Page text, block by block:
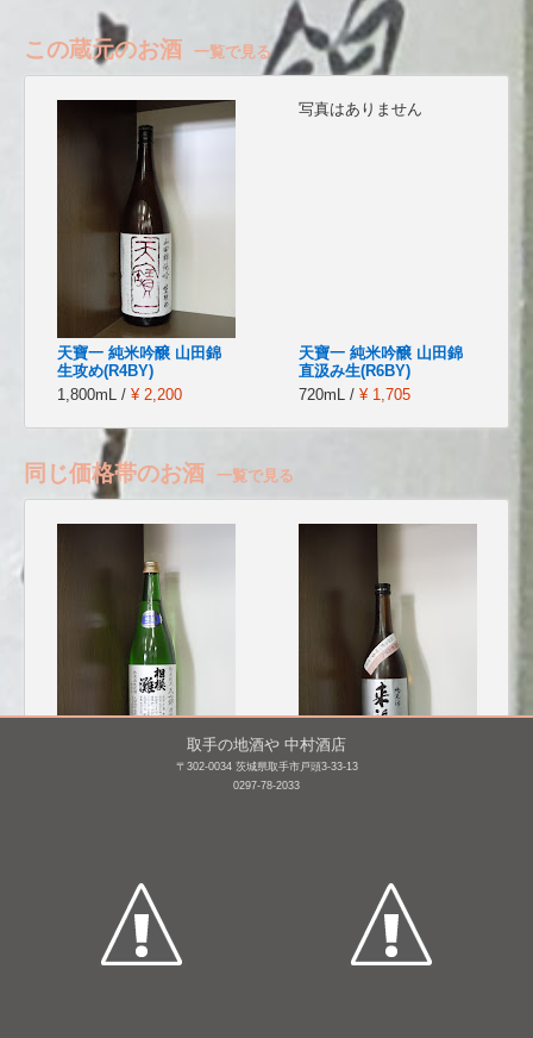
この蔵元のお酒 一覧で見る
天寶一 純米吟醸 山田錦
生攻め(R4BY)
1,800mL / ¥ 2,200
写真はありません
天寶一 純米吟醸 山田錦
直汲み生(R6BY)
720mL / ¥ 1,705
同じ価格帯のお酒 一覧で見る
相模灘 特別純米 美山錦
来福 純米酒 種麹違い飲
み比べ 吟香 [BY26]
取手の地酒や 中村酒店
〒302-0034 茨城県取手市戸頭3-33-13
0297-78-2033